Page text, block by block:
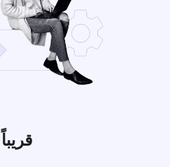
قريباً